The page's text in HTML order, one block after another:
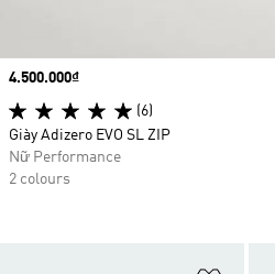
Price
4.500.000₫
(6)
Giày Adizero EVO SL ZIP
Nữ Performance
2 colours